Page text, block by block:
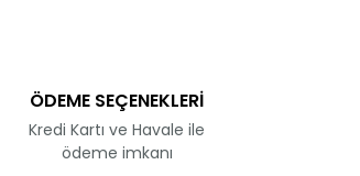
ÖDEME SEÇENEKLERİ
Kredi Kartı ve Havale ile
ödeme imkanı